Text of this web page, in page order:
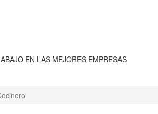
EN LAS MEJORES EMPRESAS